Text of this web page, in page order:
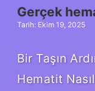
Gerçek
Tarih: Ekim 19, 2025
Bir Taşın
Hematit